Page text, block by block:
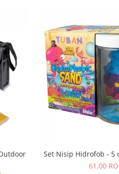
Set Nisip Hidrofob - 5
61,00